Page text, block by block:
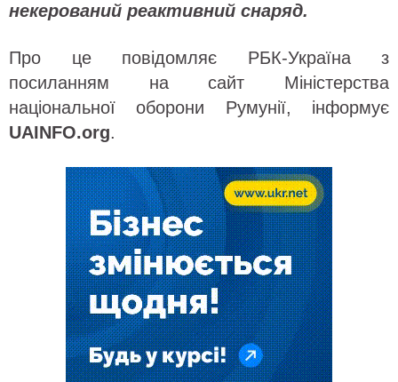
некерований реактивний снаряд.
Про це повідомляє РБК-Україна з
посиланням на сайт Міністерства
національної оборони Румунії, інформує
UAINFO.org.